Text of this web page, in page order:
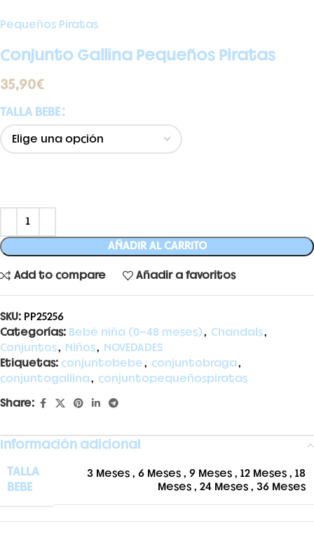
Pequeños Piratas
Conjunto Gallina Pequeños Piratas
35,90€
TALLA BEBE
AÑADIR AL CARRITO
Add to compare Añadir a favoritos
SKU: PP25256
Categorías: Bebé niña (0-48 meses), Chandals,
Conjuntos, Niños, NOVEDADES
Etiquetas: conjuntobebe, conjuntobraga,
conjuntogallina, conjuntopequeñospiratas
Share:
Información adicional
TALLA
BEBE
3 Meses , 6 Meses , 9 Meses , 12 Meses , 18
Meses , 24 Meses , 36 Meses